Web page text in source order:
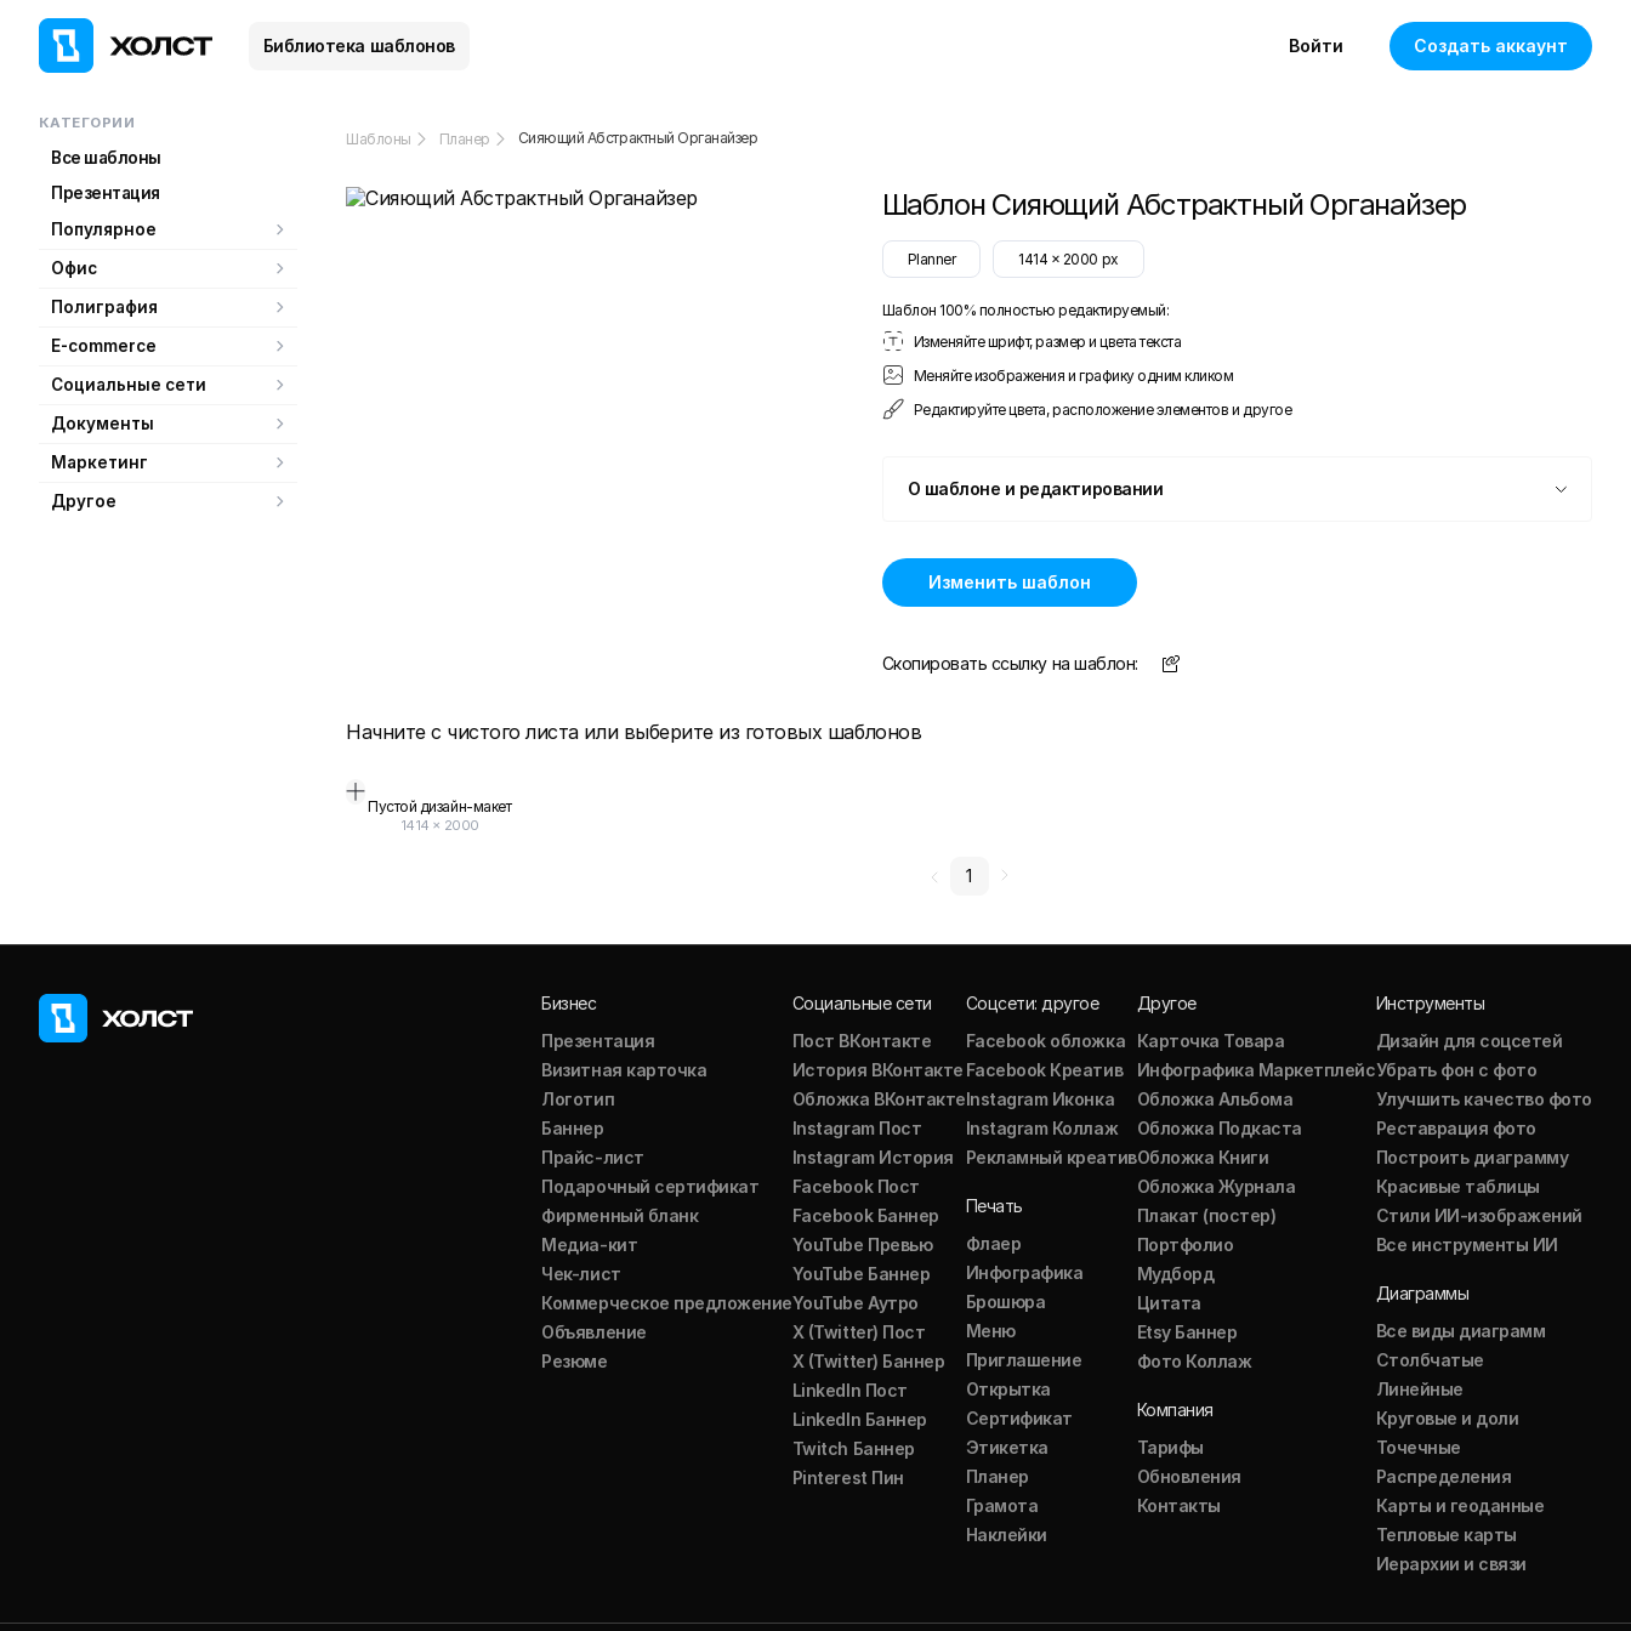
Библиотека шаблонов Войти Создать аккаунт
КАТЕГОРИИ
Все шаблоны
Презентация
Популярное
Офис
Полиграфия
E-commerce
Социальные сети
Документы
Маркетинг
Другое
Шаблоны Планер Сияющий Абстрактный Органайзер
Шаблон Сияющий Абстрактный Органайзер
Planner 1414 x 2000 px
Шаблон 100% полностью редактируемый:
Изменяйте шрифт, размер и цвета текста
Меняйте изображения и графику одним кликом
Редактируйте цвета, расположение элементов и другое
О шаблоне и редактировании
Изменить шаблон
Скопировать ссылку на шаблон:
Начните с чистого листа или выберите из готовых шаблонов
Пустой дизайн-макет
1414 × 2000
1
Бизнес
Презентация
Визитная карточка
Логотип
Баннер
Прайс-лист
Подарочный сертификат
Фирменный бланк
Медиа-кит
Чек-лист
Коммерческое предложение
Объявление
Резюме
Социальные сети
Пост ВКонтакте
История ВКонтакте
Обложка ВКонтакте
Instagram Пост
Instagram История
Facebook Пост
Facebook Баннер
YouTube Превью
YouTube Баннер
YouTube Аутро
X (Twitter) Пост
X (Twitter) Баннер
LinkedIn Пост
LinkedIn Баннер
Twitch Баннер
Pinterest Пин
Соцсети: другое
Facebook обложка
Facebook Креатив
Instagram Иконка
Instagram Коллаж
Рекламный креатив
Печать
Флаер
Инфографика
Брошюра
Меню
Приглашение
Открытка
Сертификат
Этикетка
Планер
Грамота
Наклейки
Другое
Карточка Товара
Инфографика Маркетплейс
Обложка Альбома
Обложка Подкаста
Обложка Книги
Обложка Журнала
Плакат (постер)
Портфолио
Мудборд
Цитата
Etsy Баннер
Фото Коллаж
Компания
Тарифы
Обновления
Контакты
Инструменты
Дизайн для соцсетей
Убрать фон с фото
Улучшить качество фото
Реставрация фото
Построить диаграмму
Красивые таблицы
Стили ИИ-изображений
Все инструменты ИИ
Диаграммы
Все виды диаграмм
Столбчатые
Линейные
Круговые и доли
Точечные
Распределения
Карты и геоданные
Тепловые карты
Иерархии и связи